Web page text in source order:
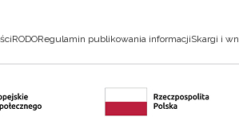
RODORegulamin publikowania informacjiSkargi i